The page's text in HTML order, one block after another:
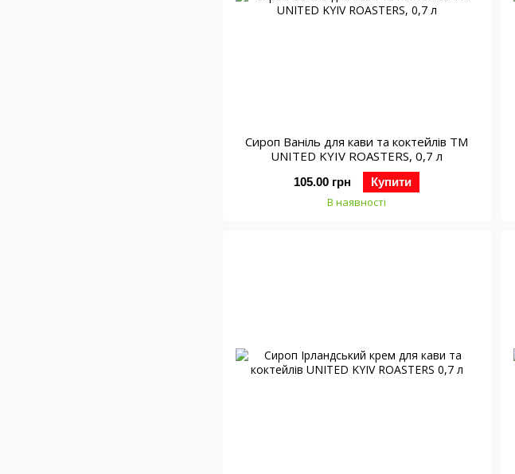
Сироп Ваніль для кави та коктейлів ТМ
UNITED KYIV ROASTERS, 0,7 л
105.00 грн Купити
В наявності